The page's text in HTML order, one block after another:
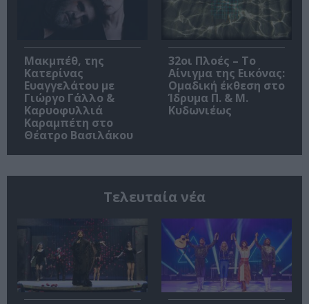
Μακμπέθ, της
Κατερίνας
Ευαγγελάτου με
Γιώργο Γάλλο &
Καρυοφυλλιά
Καραμπέτη στο
Θέατρο Βασιλάκου
32οι Πλοές – Το
Αίνιγμα της Εικόνας:
Ομαδική έκθεση στο
Ίδρυμα Π. & Μ.
Κυδωνιέως
Τελευταία νέα